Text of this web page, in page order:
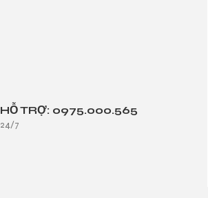
HỖ TRỢ: 0975.000.565
24/7